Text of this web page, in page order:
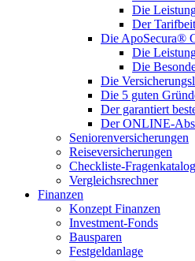
Die
Der
Die ApoSecura®
Die
Die
Die
Die 5 guten
Der garantiert
Der ONLINE-
Seniorenversicherungen
Reiseversicherungen
Checkliste-Fragenkatalog
Vergleichsrechner
Finanzen
Konzept Finanzen
Investment-Fonds
Bausparen
Festgeldanlage